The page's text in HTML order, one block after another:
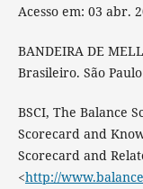
Acesso em: 03 abr.
BANDEIRA DE
Brasileiro. São
BSCI, The Balance
Scorecard and
Scorecard and
<http://